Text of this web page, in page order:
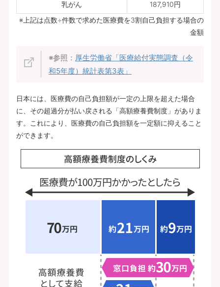
乳がん
187,910円
※上記は点数÷件数で求めた医療費を3割自己負担する場合の
金額
※参照： 厚生労働省「医療給付実態調査（令
和5年度）統計表第3表」
日本には、医療費の自己負担額が一定の上限を超えた場合
に、その超過分が払い戻される「高額療養費制度」がありま
す。これにより、医療費の自己負担額を一定額に抑えること
ができます。